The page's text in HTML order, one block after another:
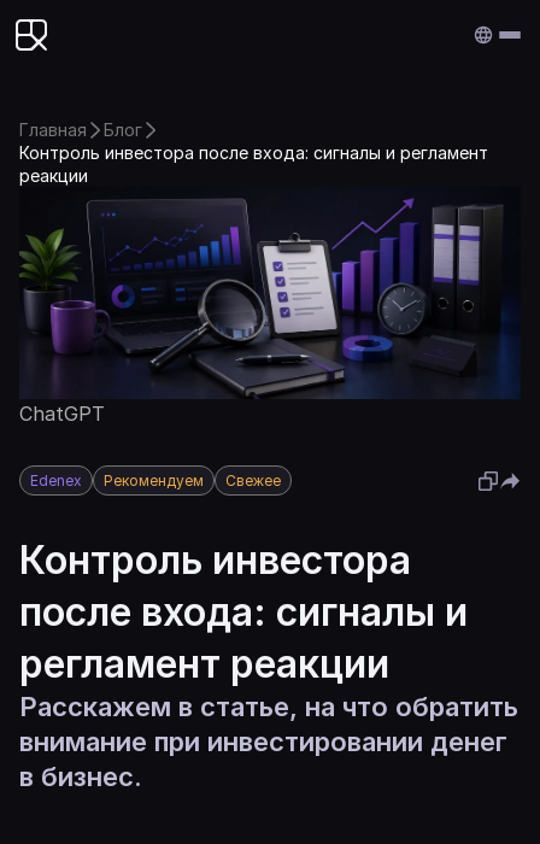
Edenex
Главная
Блог
Контроль инвестора после входа: сигналы и регламент
реакции
ChatGPT
Edenex Рекомендуем Свежее
Контроль инвестора
после входа: сигналы и
регламент реакции
Расскажем в статье, на что обратить
внимание при инвестировании денег
в бизнес.